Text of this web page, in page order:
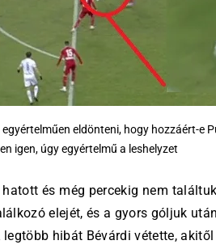
eldönteni, hogy hozzáért-e
igen, úgy egyértelmű a leshelyzet
és még percekig nem
elejét, és a gyors góljuk
hibát Bévárdi vétette,